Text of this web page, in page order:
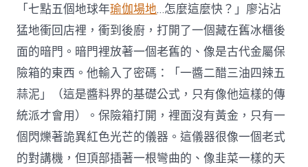
「七點五個地球年瑜伽場地…怎麼這麼快？」廖沾沾
猛地衝回店裡，衝到後廚，打開了一個藏在舊冰櫃後
面的暗門。暗門裡放著一個老舊的、像是古代金屬保
險箱的東西。他輸入了密碼：「一醬二醋三油四辣五
蒜泥」（這是醬料界的基礎公式，只有像他這樣的傳
統派才會用）。保險箱打開，裡面沒有黃金，只有一
個閃爍著詭異紅色光芒的儀器。這儀器很像一個老式
的對講機，但頂部插著一根彎曲的、像韭菜一樣的天